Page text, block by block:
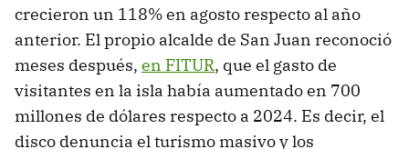
crecieron un 118% en agosto respecto al año
anterior. El propio alcalde de San Juan reconoció
meses después, en FITUR, que el gasto de
visitantes en la isla había aumentado en 700
millones de dólares respecto a 2024. Es decir, el
disco denuncia el turismo masivo y los